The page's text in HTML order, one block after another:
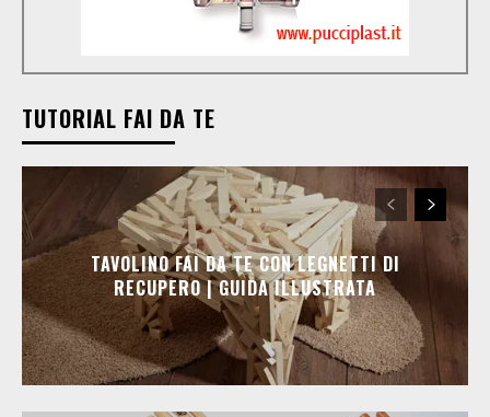
TUTORIAL FAI DA TE
TAVOLINO FAI DA TE CON LEGNETTI DI
RECUPERO | GUIDA ILLUSTRATA